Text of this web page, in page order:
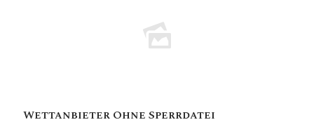
Wettanbieter Ohne Sperrdatei